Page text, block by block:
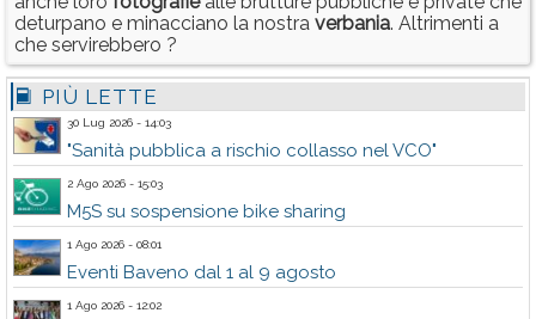
deturpano e minacciano la nostra verbania. Altrimenti a
che servirebbero ?
PIÙ LETTE
30 Lug 2026 - 14:03
"Sanità pubblica a rischio collasso nel VCO"
2 Ago 2026 - 15:03
M5S su sospensione bike sharing
1 Ago 2026 - 08:01
Eventi Baveno dal 1 al 9 agosto
1 Ago 2026 - 12:02